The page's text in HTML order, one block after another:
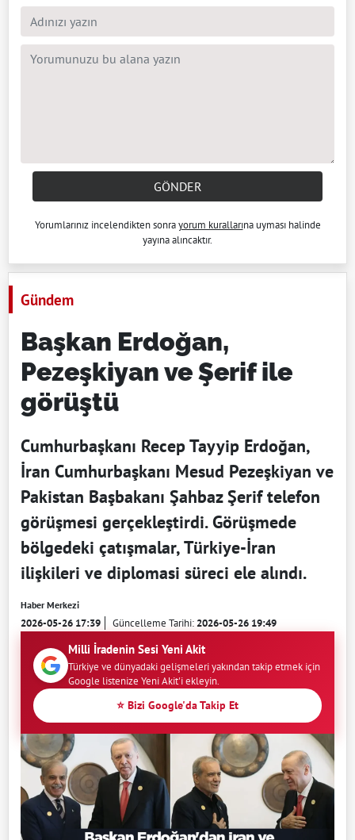
GÖNDER
Yorumlarınız incelendikten sonrayorum kurallarına uyması halinde
yayına alıncaktır.
Gündem
Başkan Erdoğan,
Pezeşkiyan ve Şerif ile
görüştü
Cumhurbaşkanı Recep Tayyip Erdoğan,
İran Cumhurbaşkanı Mesud Pezeşkiyan ve
Pakistan Başbakanı Şahbaz Şerif telefon
görüşmesi gerçekleştirdi. Görüşmede
bölgedeki çatışmalar, Türkiye-İran
ilişkileri ve diplomasi süreci ele alındı.
Haber Merkezi
2026-05-26 17:39 Güncelleme Tarihi:2026-05-26 19:49
Milli İradenin Sesi Yeni Akit
Türkiye ve dünyadaki gelişmeleri yakından takip etmek için
Google listenize Yeni Akit'i ekleyin.
⭐ Bizi Google'da Takip Et